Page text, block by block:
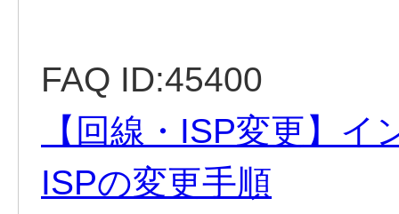
FAQ ID:45400
【回線・ISP変更】
ISPの変更手順